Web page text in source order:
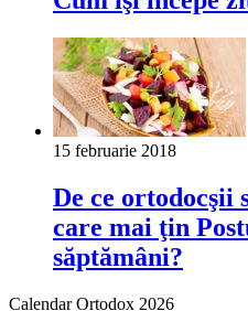
15 februarie 2018
De ce ortodocşii
care mai ţin
săptămâni?
Calendar Ortodox 2026